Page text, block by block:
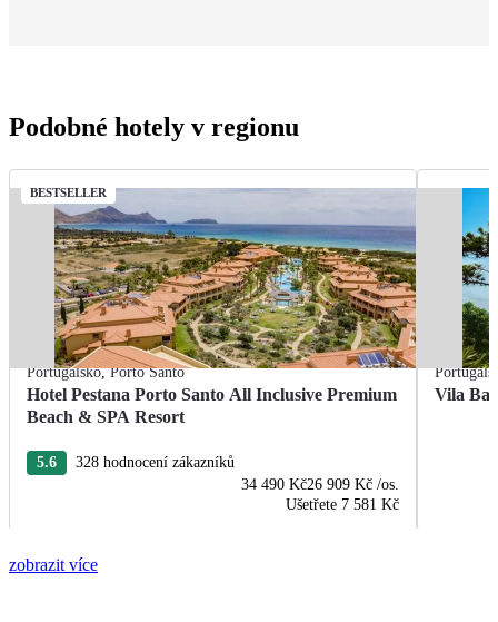
Podobné hotely v regionu
BESTSELLER
Portugalsko,Porto Santo
Hotel Pestana Porto Santo All Inclusive Premium
Beach & SPA Resort
5.6
328 hodnocení zákazníků
34 490 Kč26 909 Kč /os.
Ušetřete 7 581 Kč
Vila
zobrazit více